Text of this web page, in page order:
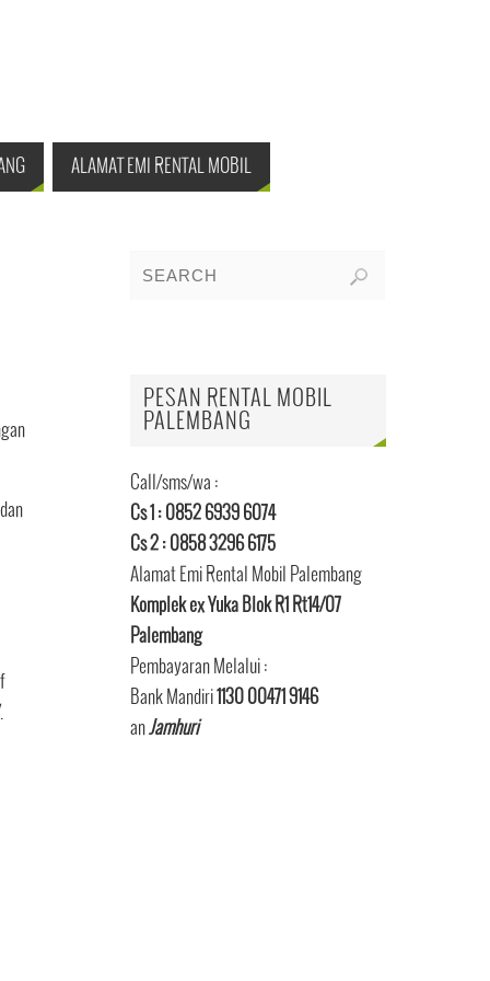
ALAMAT EMI RENTAL MOBIL
PESAN RENTAL MOBIL
PALEMBANG
Call/sms/wa :
Cs 1 : 0852 6939 6074
Cs 2 : 0858 3296 6175
Alamat Emi Rental Mobil Palembang
Komplek ex Yuka Blok R1 Rt14/07
Palembang
Pembayaran Melalui :
Bank Mandiri1130 00471 9146
anJamhuri